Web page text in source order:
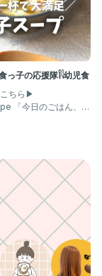
っ子の応援隊𓌉𓇋幼児食
ちら▶︎
、ど